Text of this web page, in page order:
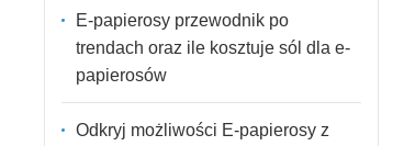
E-papierosy przewodnik po
trendach oraz ile kosztuje sól dla e-
papierosów
Odkryj możliwości E-papierosy z